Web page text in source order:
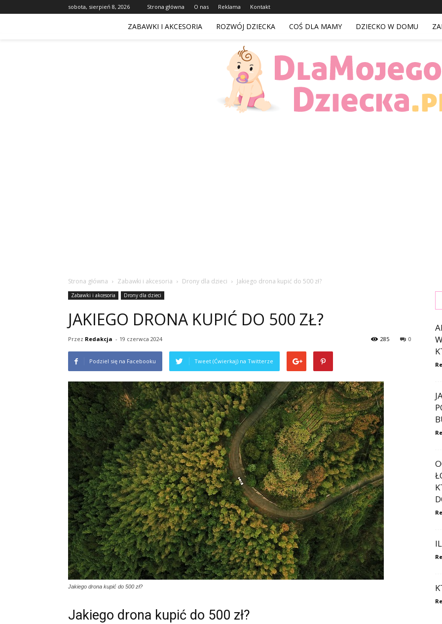
sobota, sierpień 8, 2026 Strona główna O nas Reklama Kontakt
ZABAWKI I AKCESORIA ROZWÓJ DZIECKA COŚ DLA MAMY DZIECKO W DOMU
Strona główna Zabawki i akcesoria Drony dla dzieci Jakiego drona kupić do 500 zł?
Zabawki i akcesoria Drony dla dzieci
JAKIEGO DRONA KUPIĆ DO 500 ZŁ?
Przez Redakcja - 19 czerwca 2024 0
285
Podziel się na Facebooku Tweet (Ćwierkaj) na Twitterze
Jakiego drona kupić do 500 zł?
Jakiego drona kupić do 500 zł?